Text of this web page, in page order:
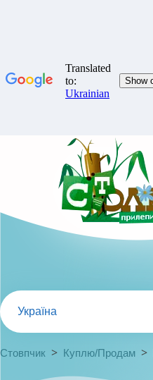
Україна
Стовпчик > Куплю/Продам >